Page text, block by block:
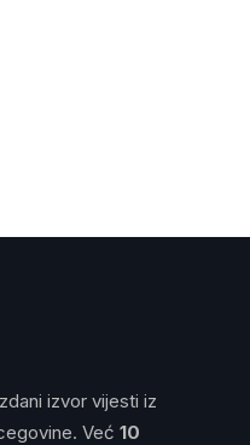
izvor vijesti iz
Već 10